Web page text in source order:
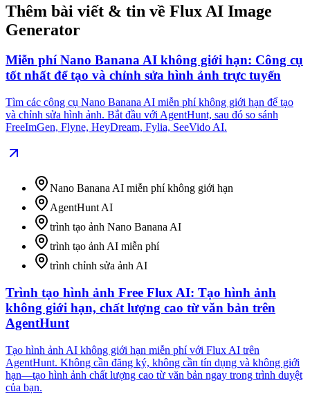
Thêm bài viết & tin về Flux AI Image
Generator
Miễn phí Nano Banana AI không giới hạn: Công cụ
tốt nhất để tạo và chỉnh sửa hình ảnh trực tuyến
Tìm các công cụ Nano Banana AI miễn phí không giới hạn để tạo
và chỉnh sửa hình ảnh. Bắt đầu với AgentHunt, sau đó so sánh
FreeImGen, Flyne, HeyDream, Fylia, SeeVido AI.
Nano Banana AI miễn phí không giới hạn
AgentHunt AI
trình tạo ảnh Nano Banana AI
trình tạo ảnh AI miễn phí
trình chỉnh sửa ảnh AI
Trình tạo hình ảnh Free Flux AI: Tạo hình ảnh
không giới hạn, chất lượng cao từ văn bản trên
AgentHunt
Tạo hình ảnh AI không giới hạn miễn phí với Flux AI trên
AgentHunt. Không cần đăng ký, không cần tín dụng và không giới
hạn—tạo hình ảnh chất lượng cao từ văn bản ngay trong trình duyệt
của bạn.